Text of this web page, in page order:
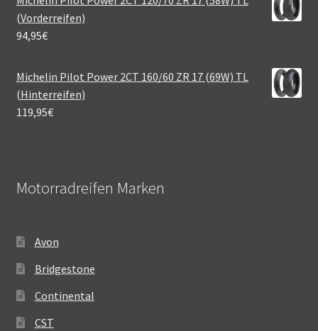
(Vorderreifen)
94,95€
Michelin Pilot Power 2CT 160/60 ZR 17 (69W) TL
(Hinterreifen)
119,95€
Motorradreifen Marken
Avon
Bridgestone
Continental
CST